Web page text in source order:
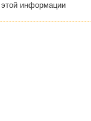
информации